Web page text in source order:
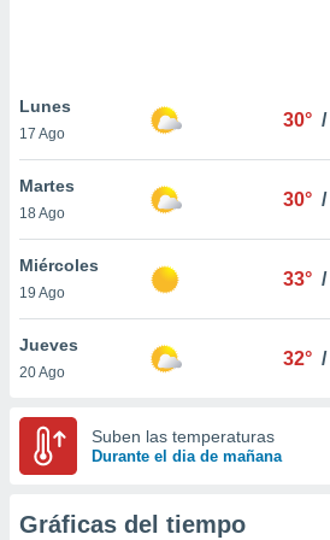
únicos
similares
como
sitio
de
posible
traten tus
en
interés
Para
su
Lunes
17 Ago
30° /
Martes
18 Ago
30° /
Miércoles
19 Ago
33° /
Jueves
20 Ago
32° /
Suben las temperaturas
Durante el dia de mañana
Gráficas del tiempo